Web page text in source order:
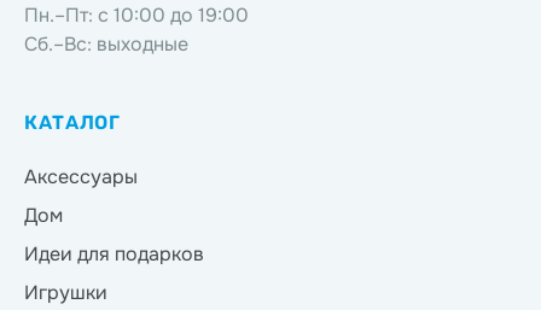
Пн.–Пт: с 10:00 до 19:00
Сб.–Вс: выходные
КАТАЛОГ
Аксессуары
Дом
Идеи для подарков
Игрушки